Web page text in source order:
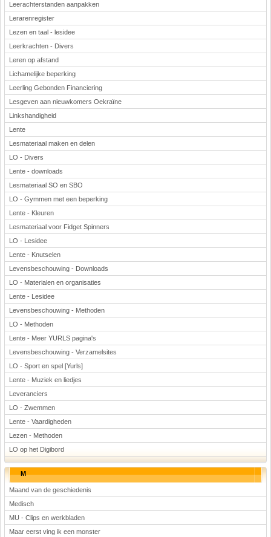
Leerachterstanden aanpakken
Lerarenregister
Lezen en taal - lesidee
Leerkrachten - Divers
Leren op afstand
Lichamelijke beperking
Leerling Gebonden Financiering
Lesgeven aan nieuwkomers Oekraïne
Linkshandigheid
Lente
Lesmateriaal maken en delen
LO - Divers
Lente - downloads
Lesmateriaal SO en SBO
LO - Gymmen met een beperking
Lente - Kleuren
Lesmateriaal voor Fidget Spinners
LO - Lesidee
Lente - Knutselen
Levensbeschouwing - Downloads
LO - Materialen en organisaties
Lente - Lesidee
Levensbeschouwing - Methoden
LO - Methoden
Lente - Meer YURLS pagina's
Levensbeschouwing - Verzamelsites
LO - Sport en spel [Yurls]
Lente - Muziek en liedjes
Leveranciers
LO - Zwemmen
Lente - Vaardigheden
Lezen - Methoden
LO op het Digibord
M
Maand van de geschiedenis
Medisch
MU - Clips en werkbladen
Maar eerst ving ik een monster